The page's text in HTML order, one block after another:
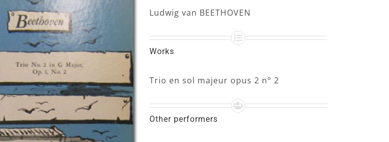
Ludwig van BEETHOVEN
Works
Trio en sol majeur opus 2 n° 2
Other performers